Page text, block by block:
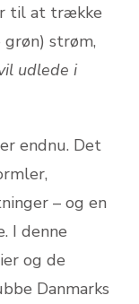
til at trække
strøm,
udlede i
endnu. Det
– og en
I denne
og de
Danmarks